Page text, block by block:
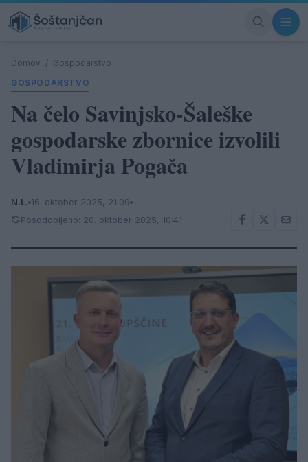
Domov / Gospodarstvo
GOSPODARSTVO
Na čelo Savinjsko-Šaleške
gospodarske zbornice izvolili
Vladimirja Pogača
N.L. 16. oktober 2025, 21:09
Posodobljeno: 20. oktober 2025, 10:41